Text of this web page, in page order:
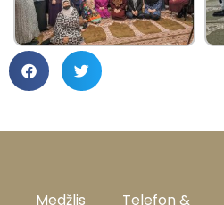
Medžlis Telefon &